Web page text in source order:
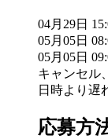
04月29日
05月05日
05月05日
キャンセル
日時より遅
応募方